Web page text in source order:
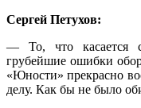
Сергей Петухов:
— То, что касается
грубейшие ошибки
«Юности» прекрасно
делу. Как бы не было